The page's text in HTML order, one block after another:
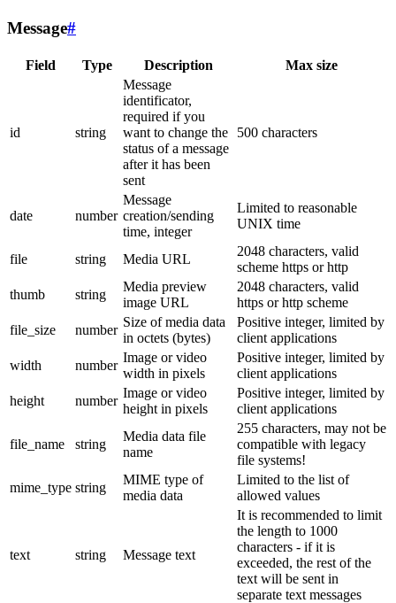
Message#
Field Type Description Max size
id string
Message
identificator,
required if you
want to change the
status of a message
after it has been
sent
500 characters
date number
Message
creation/sending
time, integer
Limited to reasonable
UNIX time
file string Media URL
2048 characters, valid
scheme https or http
thumb
string
Media preview
image URL
2048 characters, valid
https or http scheme
file_size
number
Size of media data
in octets (bytes)
Positive integer, limited by
client applications
width
number
Image or video
width in pixels
Positive integer, limited by
client applications
height
number
Image or video
height in pixels
Positive integer, limited by
client applications
file_name string
Media data file
name
255 characters, may not be
compatible with legacy
file systems!
mime_type string
MIME type of
media data
Limited to the list of
allowed values
text string Message text
It is recommended to limit
the length to 1000
characters - if it is
exceeded, the rest of the
text will be sent in
separate text messages